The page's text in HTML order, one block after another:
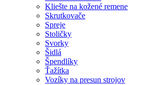
Kliešte na kožené remene
Skrutkovače
Spreje
Stoličky
Svorky
Šidlá
Špendlíky
Ťažítka
Vozíky na presun strojov